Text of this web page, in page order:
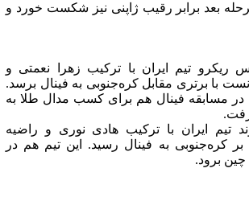
بعد برابر رقیب ژاپنی نیز شکست خورد و
ریکرو تیم ایران با ترکیب زهرا نعمتی و
با برتری مقابل کره‌جنوبی به فینال برسد.
در مسابقه فینال هم برای کسب مدال طلا به
تیم ایران با ترکیب هادی نوری و راضیه
کره‌جنوبی به فینال رسید. این تیم هم در
چین برود.